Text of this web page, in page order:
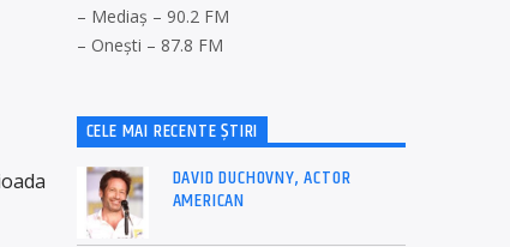
– Mediaș – 90.2 FM
– Onești – 87.8 FM
CELE MAI RECENTE ȘTIRI
DAVID DUCHOVNY, ACTOR
AMERICAN